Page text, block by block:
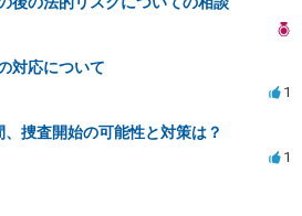
対応について
1
捜査開始の可能性と対策は？
1